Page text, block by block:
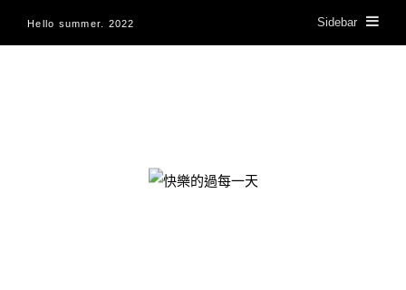
Hello summer. 2022 Sidebar
快樂的過每一天